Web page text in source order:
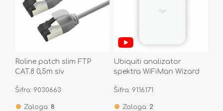
Roline patch slim FTP
CAT.8 0,5m siv
Šifra: 9030663
Zaloga: 8
Ubiquiti analizator
spektra WiFiMan Wizard
Šifra: 9116171
Zaloga: 2